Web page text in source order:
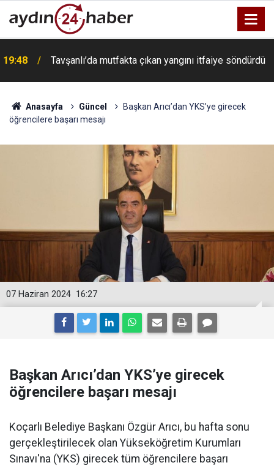
19:48 Tavşanlı’da mutfakta çıkan yangını itfaiye söndürdü
Anasayfa Güncel
Başkan Arıcı’dan YKS’ye girecek
öğrencilere başarı mesajı
16:27
07 Haziran 2024
Başkan Arıcı’dan YKS’ye girecek
öğrencilere başarı mesajı
Koçarlı Belediye Başkanı Özgür Arıcı, bu hafta sonu
gerçekleştirilecek olan Yükseköğretim Kurumları
Sınavı'na (YKS) girecek tüm öğrencilere başarı